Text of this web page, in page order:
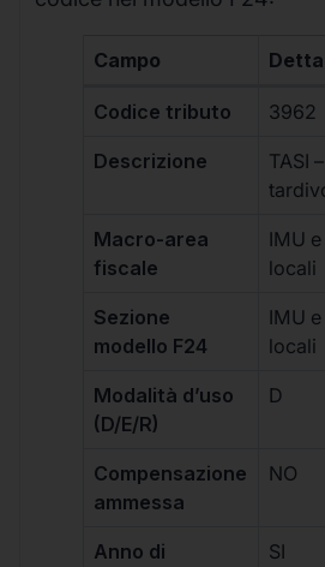
Campo
Codice tributo 3962
Descrizione
TASI
Macro-area
fiscale
IMU
locali
Sezione
modello F24
IMU
locali
Modalità d’uso
(D/E/R)
D
Compensazione
ammessa
NO
Anno di
SI